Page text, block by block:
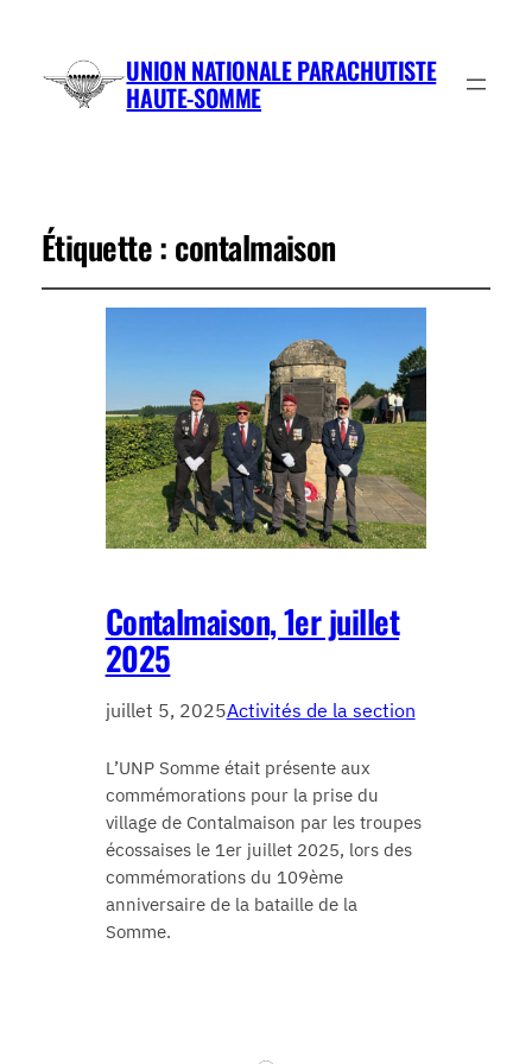
UNION NATIONALE PARACHUTISTE
HAUTE-SOMME
Étiquette : contalmaison
Contalmaison, 1er juillet
2025
juillet 5, 2025Activités de la section
L’UNP Somme était présente aux
commémorations pour la prise du
village de Contalmaison par les troupes
écossaises le 1er juillet 2025, lors des
commémorations du 109ème
anniversaire de la bataille de la
Somme.